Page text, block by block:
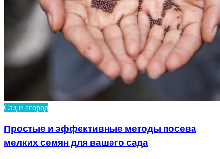
Сад и огород
Простые и эффективные методы посева
мелких семян для вашего сада